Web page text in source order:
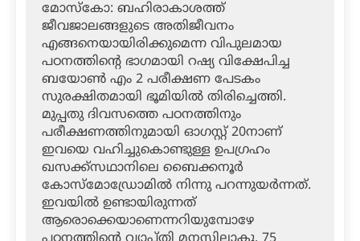
മോസ്‌കോ: ബഹിരാകാശത്ത്
ജീവജാലങ്ങളുടെ അതിജീവനം
എങ്ങനെയായിരിക്കുമെന്ന വിപുലമായ
പഠനത്തിന്റെ ഭാഗമായി റഷ്യ വിക്ഷേപിച്ച
ബയോണ്‍ എം 2 പരീക്ഷണ പേടകം
സുരക്ഷിതമായി ഭൂമിയില്‍ തിരിച്ചെത്തി.
മുപ്പതു ദിവസത്തെ പഠനത്തിനും
പരീക്ഷണത്തിനുമായി ഓഗസ്റ്റ് 20നാണ്
ഇവയെ വഹിച്ചുകൊണ്ടുള്ള ഉപഗ്രഹം
ഖസക്ക്‌സഥാനിലെ ബൈക്കനൂര്‍
കോസ്‌മോഡ്രോമില്‍ നിന്നു പറന്നുയര്‍ന്നത്.
ഇവയില്‍ ഉണ്ടായിരുന്നത്
ആരൊക്കെയാണെന്നറിയുമ്പോഴേ